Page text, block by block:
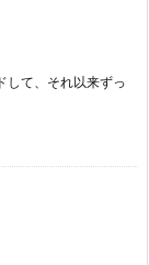
して、それ以来ずっ